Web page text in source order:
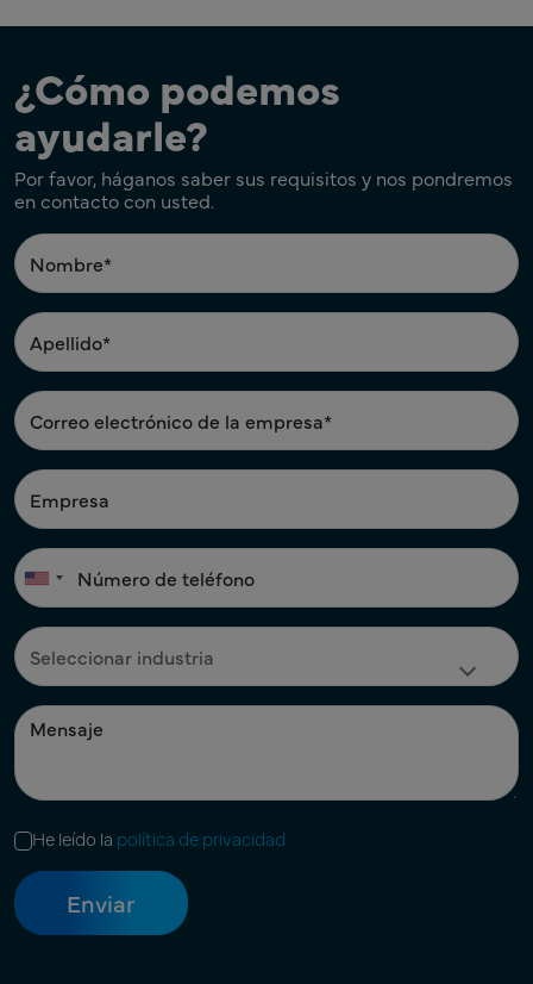
¿Cómo podemos
ayudarle?
Por favor, háganos saber sus requisitos y nos pondremos
en contacto con usted.
He leído la política de privacidad